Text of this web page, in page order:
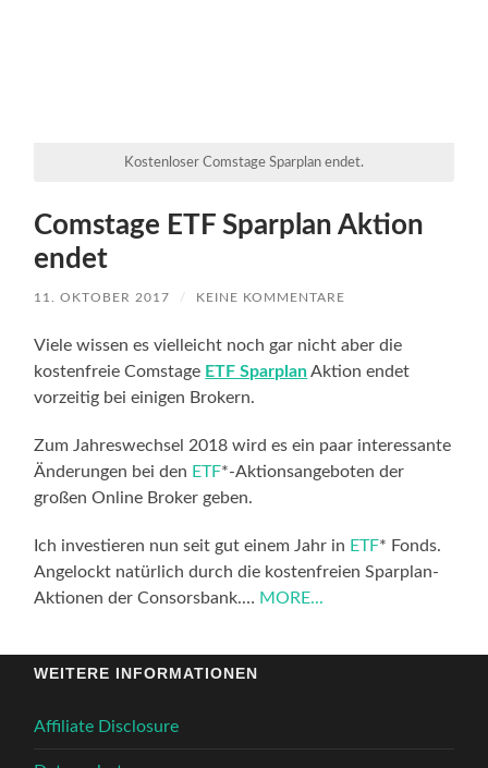
Kostenloser Comstage Sparplan endet.
Comstage ETF Sparplan Aktion
endet
11. OKTOBER 2017 / KEINE KOMMENTARE
Viele wissen es vielleicht noch gar nicht aber die
kostenfreie Comstage ETF SparplanAktion endet
vorzeitig bei einigen Brokern.
Zum Jahreswechsel 2018 wird es ein paar interessante
Änderungen bei den ETF*-Aktionsangeboten der
großen Online Broker geben.
Ich investieren nun seit gut einem Jahr in ETF* Fonds.
Angelockt natürlich durch die kostenfreien Sparplan-
Aktionen der Consorsbank.… MORE...
WEITERE INFORMATIONEN
Affiliate Disclosure